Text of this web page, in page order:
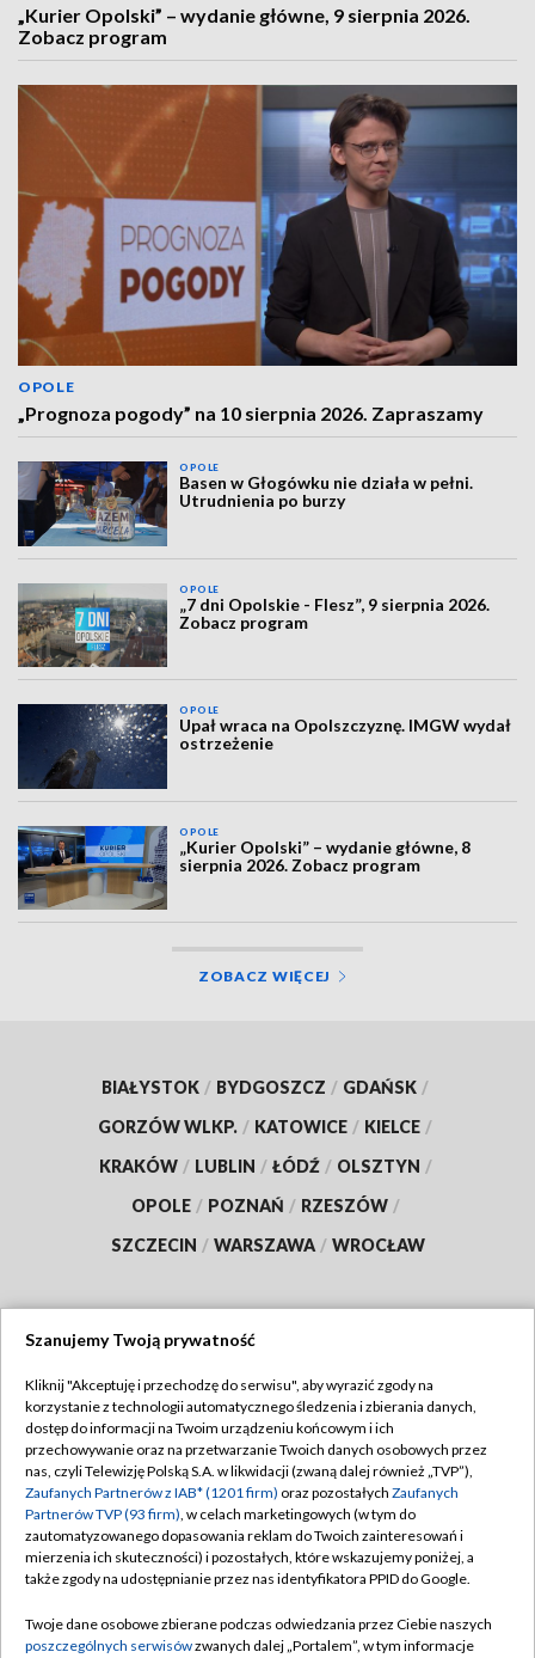
„Kurier Opolski” – wydanie główne, 9 sierpnia 2026.
Zobacz program
OPOLE
„Prognoza pogody” na 10 sierpnia 2026. Zapraszamy
OPOLE
Basen w Głogówku nie działa w pełni.
Utrudnienia po burzy
OPOLE
„7 dni Opolskie - Flesz”, 9 sierpnia 2026.
Zobacz program
OPOLE
Upał wraca na Opolszczyznę. IMGW wydał
ostrzeżenie
OPOLE
„Kurier Opolski” – wydanie główne, 8
sierpnia 2026. Zobacz program
ZOBACZ WIĘCEJ
BIAŁYSTOK / BYDGOSZCZ / GDAŃSK /
GORZÓW WLKP. / KATOWICE / KIELCE /
KRAKÓW / LUBLIN / ŁÓDŹ / OLSZTYN /
OPOLE / POZNAŃ / RZESZÓW /
SZCZECIN / WARSZAWA / WROCŁAW
TVP
Abonament TVP
Emisja w TVP
Centrum informacji TVP
Naziemna Telewizja Cyfrowa
Rada Programowa
Regulamin TVP
Polityka prywatności
Moje zgody
Pomoc
Kontakt
Szanujemy Twoją prywatność
Kliknij "Akceptuję i przechodzę do serwisu", aby wyrazić zgody na
korzystanie z technologii automatycznego śledzenia i zbierania danych,
dostęp do informacji na Twoim urządzeniu końcowym i ich
przechowywanie oraz na przetwarzanie Twoich danych osobowych przez
nas, czyli Telewizję Polską S.A. w likwidacji (zwaną dalej również „TVP”),
Zaufanych Partnerów z IAB* (1201 firm) oraz pozostałych Zaufanych
Partnerów TVP (93 firm), w celach marketingowych (w tym do
zautomatyzowanego dopasowania reklam do Twoich zainteresowań i
mierzenia ich skuteczności) i pozostałych, które wskazujemy poniżej, a
także zgody na udostępnianie przez nas identyfikatora PPID do Google.
Twoje dane osobowe zbierane podczas odwiedzania przez Ciebie naszych
poszczególnych serwisówzwanych dalej „Portalem”, w tym informacje